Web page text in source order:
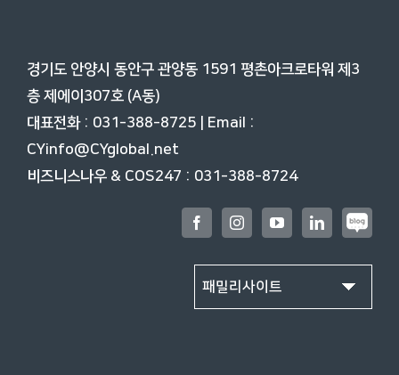
경기도 안양시 동안구 관양동 1591 평촌아크로타워 제3
층 제에이307호 (A동)
대표전화 : 031-388-8725 | Email :
CYinfo@CYglobal.net
비즈니스나우 & COS247 : 031-388-8724